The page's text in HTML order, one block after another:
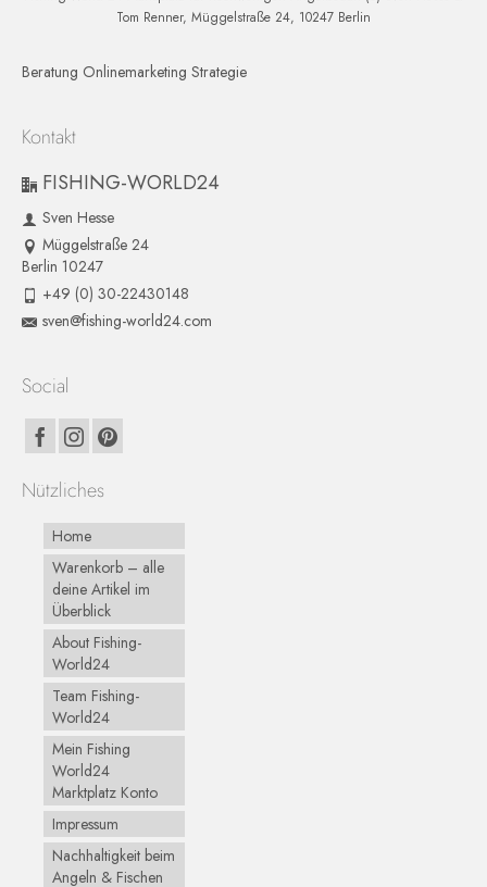
Tom Renner, Müggelstraße 24, 10247 Berlin
Beratung Onlinemarketing Strategie
Kontakt
FISHING-WORLD24
Sven Hesse
Müggelstraße 24
Berlin 10247
+49 (0) 30-22430148
sven@fishing-world24.com
Social
Nützliches
Home
Warenkorb – alle
deine Artikel im
Überblick
About Fishing-
World24
Team Fishing-
World24
Mein Fishing
World24
Marktplatz Konto
Impressum
Nachhaltigkeit beim
Angeln & Fischen